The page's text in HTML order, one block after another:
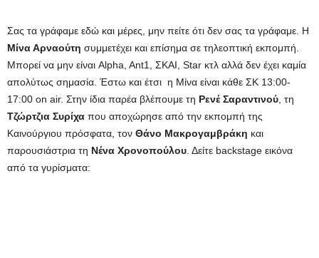
Σας τα γράφαμε εδώ και μέρες, μην πείτε ότι δεν σας τα γράφαμε. Η
Μίνα Αρναούτη συμμετέχει και επίσημα σε τηλεοπτική εκπομπή.
Μπορεί να μην είναι Alpha, Ant1, ΣΚΑΙ, Star κτλ αλλά δεν έχει καμία
απολύτως σημασία. Έστω και έτσι η Μίνα είναι κάθε ΣΚ 13:00-
17:00 on air. Στην ίδια παρέα βλέπουμε τη Ρενέ Σαραντινού , τη
Τζώρτζια Συρίχα που αποχώρησε από την εκπομπή της
Καινούργιου πρόσφατα, τον Θάνο Μακρογαμβράκη και
παρουσιάστρια τη Νένα Χρονοπούλου . Δείτε backstage εικόνα
από τα γυρίσματα: